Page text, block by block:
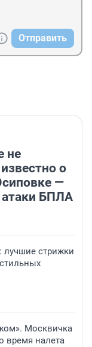
Отправить
не
о
—
атаки БПЛА
стрижки
Москвичка
время налета